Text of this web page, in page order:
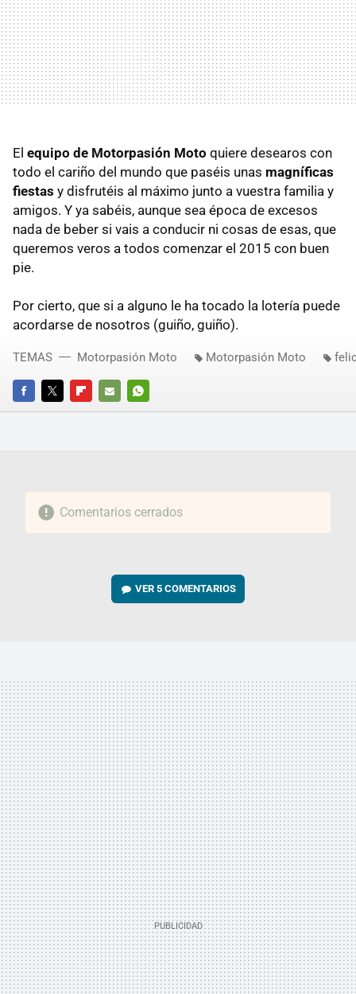
El equipo de Motorpasión Moto quiere desearos con
todo el cariño del mundo que paséis unas magníficas
fiestas y disfrutéis al máximo junto a vuestra familia y
amigos. Y ya sabéis, aunque sea época de excesos
nada de beber si vais a conducir ni cosas de esas, que
queremos veros a todos comenzar el 2015 con buen
pie.
Por cierto, que si a alguno le ha tocado la lotería puede
acordarse de nosotros (guiño, guiño).
FACEBOOKTWITTERFLIPBOARD
E-
WHATSAPP
TEMAS Motorpasión Moto Motorpasión Moto
Comentarios cerrados
VER5 COMENTARIOS